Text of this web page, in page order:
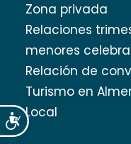
Accesibilidad
Zona privada
Relaciones
menores
Relación de
Turismo en
Local